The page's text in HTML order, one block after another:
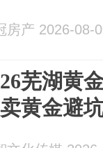
房产 2026-08-
芜湖黄
黄金避